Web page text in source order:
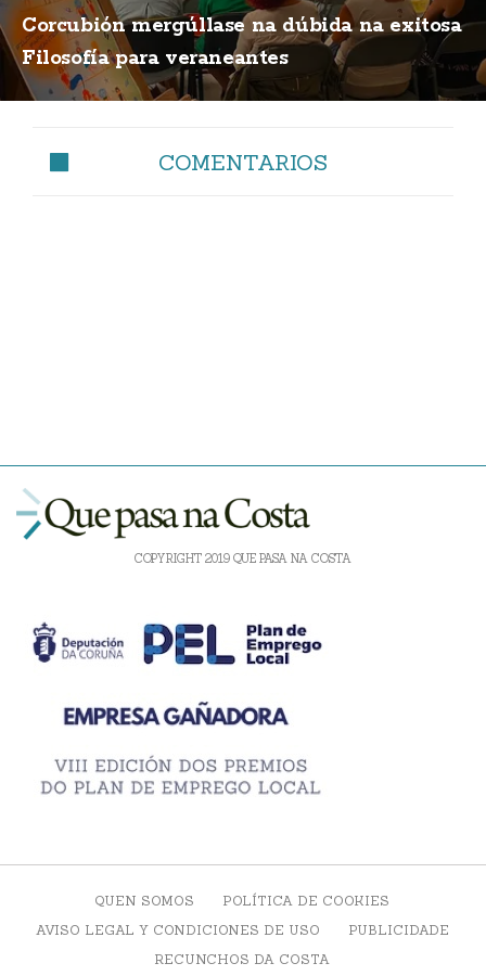
Corcubión mergúllase na dúbida na exitosa
Filosofía para veraneantes
COMENTARIOS
COPYRIGHT 2019 QUE PASA NA COSTA
QUEN SOMOS
POLÍTICA DE COOKIES
AVISO LEGAL Y CONDICIONES DE USO
PUBLICIDADE
RECUNCHOS DA COSTA